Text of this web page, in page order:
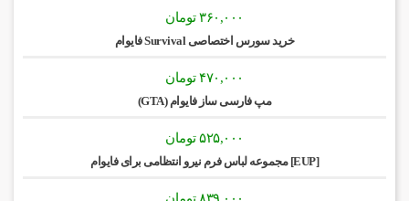
۳۶۰,۰۰۰ تومان
خرید سورس اختصاصی Survival فایوام
۴۷۰,۰۰۰ تومان
مپ فارسی ساز فایوام (GTA)
۵۲۵,۰۰۰ تومان
[EUP] مجموعه لباس فرم نیرو انتظامی برای فایوام
۸۳۹,۰۰۰ تومان